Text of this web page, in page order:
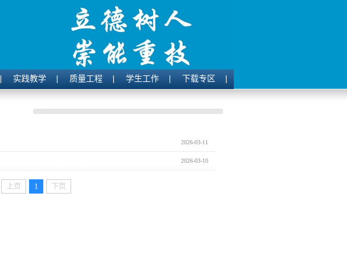
实践教学 质量工程 学生工作 下载专区
2026-03-11
2026-03-10
上页 1 下页